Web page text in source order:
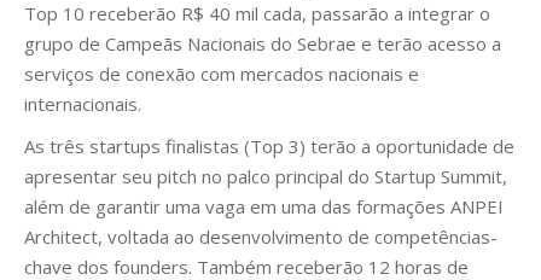
Top 10 receberão R$ 40 mil cada, passarão a integrar o
grupo de Campeãs Nacionais do Sebrae e terão acesso a
serviços de conexão com mercados nacionais e
internacionais.
As três startups finalistas (Top 3) terão a oportunidade de
apresentar seu pitch no palco principal do Startup Summit,
além de garantir uma vaga em uma das formações ANPEI
Architect, voltada ao desenvolvimento de competências-
chave dos founders. Também receberão 12 horas de